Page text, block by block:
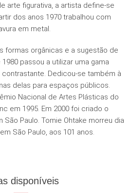
arte figurativa, a artista define-se
dos anos 1970 trabalhou com
em metal.
formas orgânicas e a sugestão de
passou a utilizar uma gama
Dedicou-se também à
delas para espaços públicos.
Nacional de Artes Plásticas do
em 1995. Em 2000 foi criado o
São Paulo. Tomie Ohtake morreu dia
São Paulo, aos 101 anos.
disponíveis